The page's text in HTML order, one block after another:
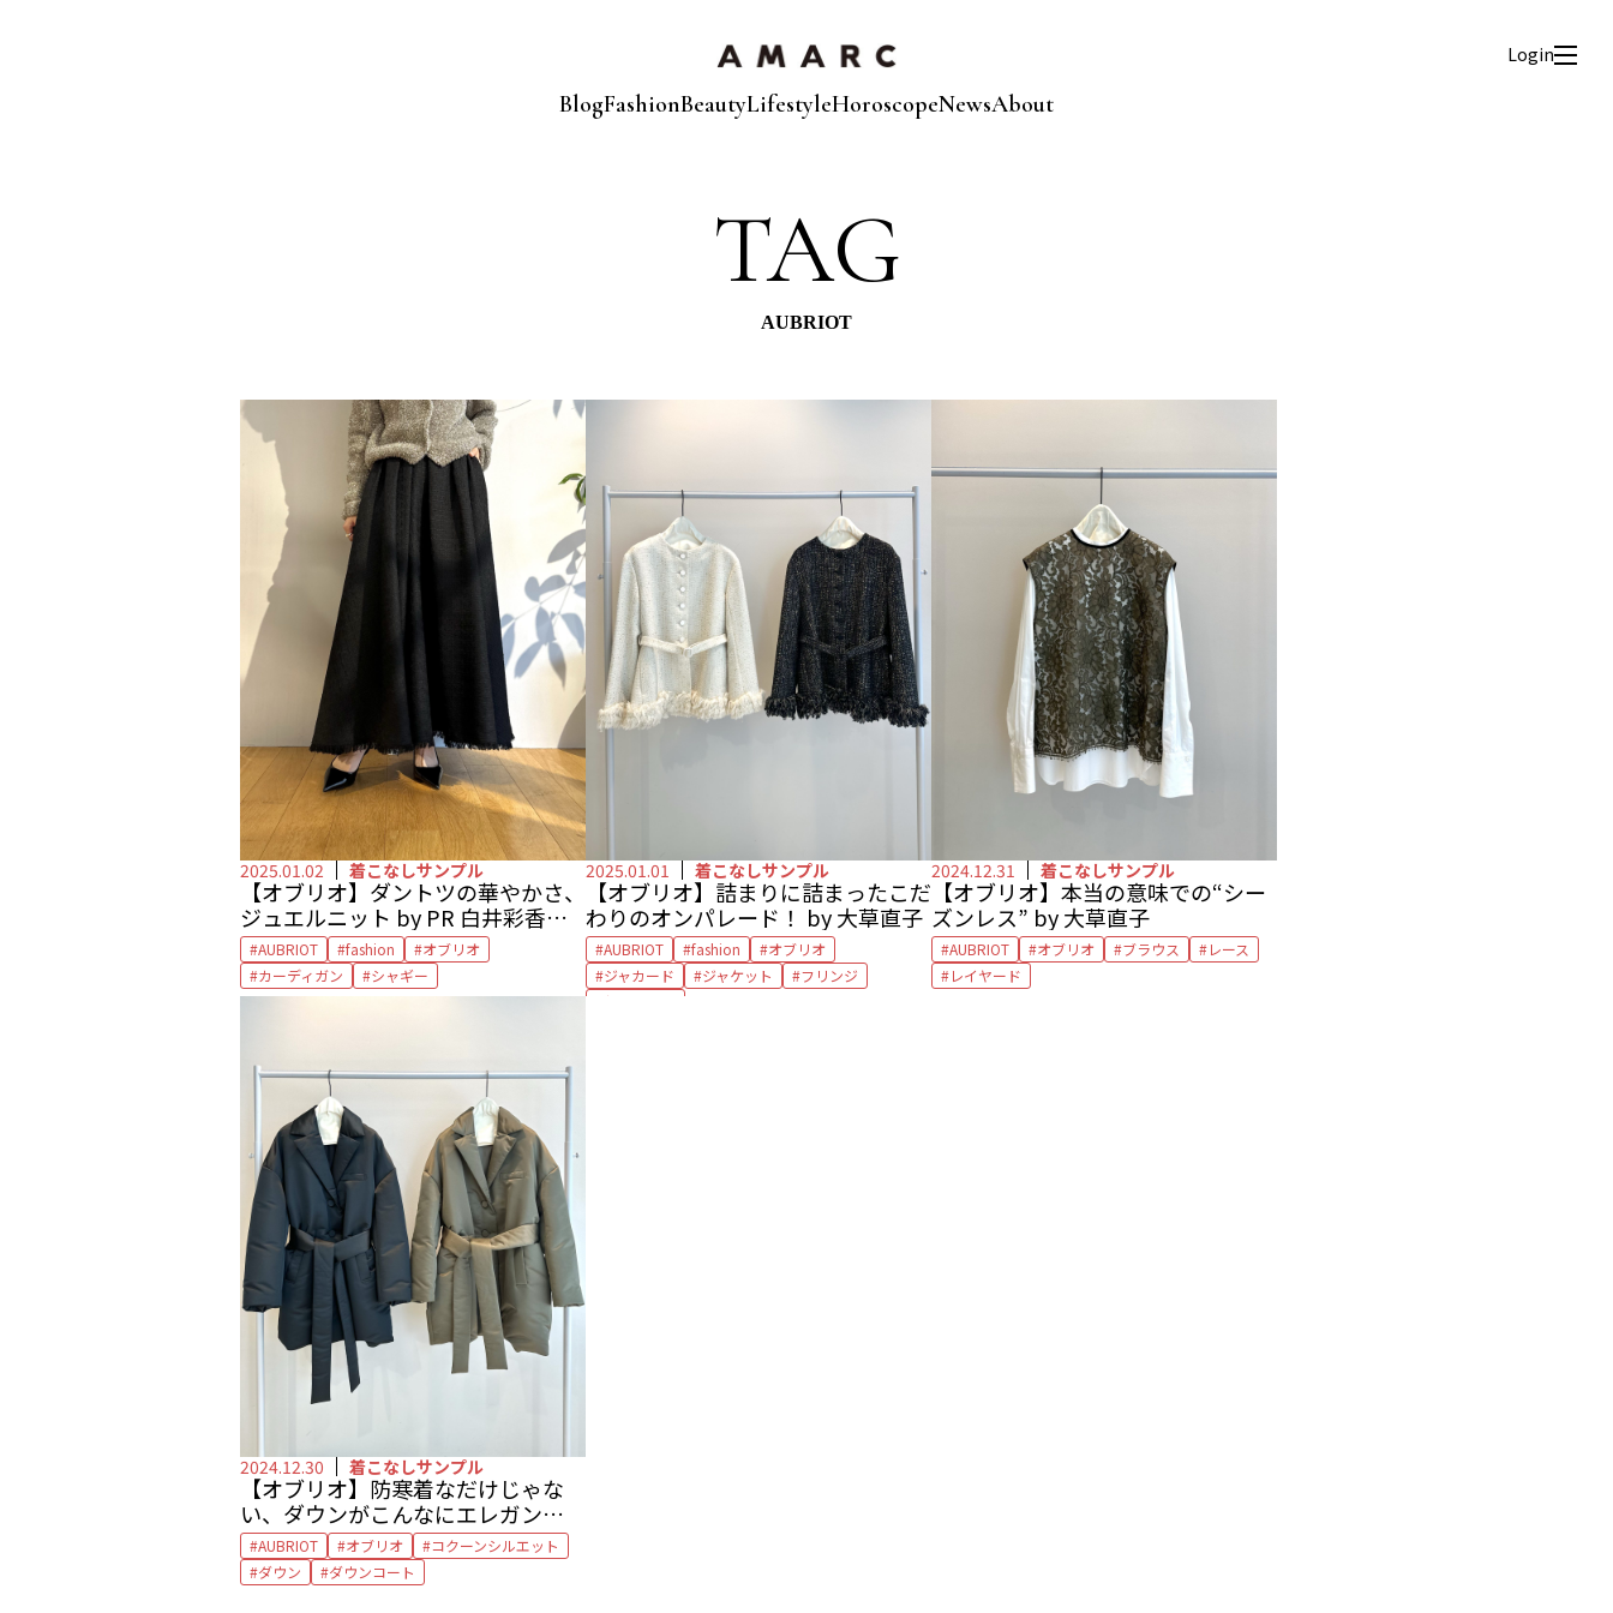
BlogFashionBeautyLifestyleHoroscopeNewsAbout
Login
TAG
AUBRIOT
2025.01.02 着こなしサンプル
【オブリオ】ダントツの華やかさ、
ジュエルニット by PR 白井彩香さ
んAUBRIOT fashion
オブリオ
カーディガン
シャギー
2025.01.01 着こなしサンプル
【オブリオ】詰まりに詰まったこだ
わりのオンパレード！ by 大草直子
AUBRIOT fashion
オブリオ
ジャカード
ジャケット
フリンジ
包みボタン
2024.12.31 着こなしサンプル
【オブリオ】本当の意味での“シー
ズンレス” by 大草直子
AUBRIOT オブリオ ブラウス
レース
レイヤード
2024.12.30 着こなしサンプル
【オブリオ】防寒着なだけじゃな
い、ダウンがこんなにエレガント
に！ by 大草直子
AUBRIOT オブリオ
コクーンシルエット
ダウン
ダウンコート